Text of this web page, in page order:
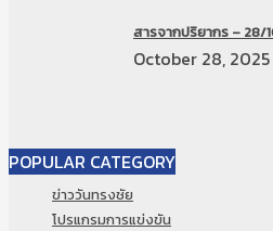
สารจากปริยากร – 28/
October 28, 2025
POPULAR CATEGORY
ข่าววันทรงชัย
โปรแกรมการแข่งขัน